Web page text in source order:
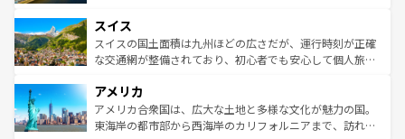
れる地方に足を運ぶとそれぞれで全く異なる文化を体験で
きるだろう。 なお、新着のフランス情報はコンテンツ一覧
を参照してほしい。
は、お酒好きな人にはぜひ体験してほしい。 なお、新着の
ドイツ情報はコンテンツ一覧を参照してほしい。
リアごとに異なる魅力がある。また、優雅なアフタヌーン
ティー、ビール好きにはたまらない英国パブ、サッカー観
戦など、本場だからこそできる体験も豊富。イギリスを旅
ンツ一覧を参照してほしい。
スイス
スイスの国土面積は九州ほどの広さだが、運行時刻が正確
な交通網が整備されており、初心者でも安心して個人旅行
の建物がそのまま残る町や、スイスならではのユニークな
博物館もあり、アルプス観光だけでなく町歩きも満喫する
ことができる。国民の所得が高いため物価も高いが、旅行
アメリカ
アメリカ合衆国は、広大な土地と多様な文化が魅力の国。
東海岸の都市部から西海岸のカリフォルニアまで、訪れる